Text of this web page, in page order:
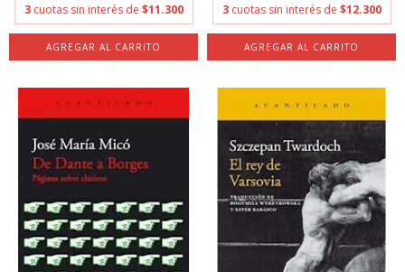
3 cuotas sin interés de $11.300 3 cuotas sin interés de $12.300